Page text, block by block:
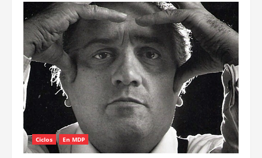
Arranca
Cine
Arte
de
septiembre
con
un
documental
de
Nanni
Moretti
Ciclos En MDP